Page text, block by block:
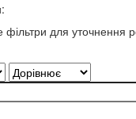
фільтри для уточнення